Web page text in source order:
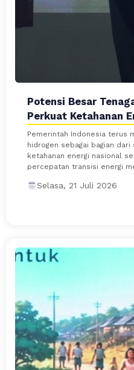
Potensi Besar
Perkuat Ketahanan
Pemerintah Indonesia terus
hidrogen sebagai bagian
ketahanan energi nasional
percepatan transisi energi
Selasa, 21 Juli 2026